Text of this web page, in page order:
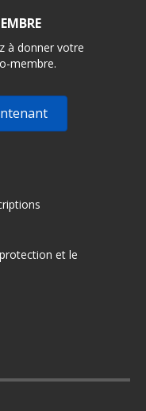
à donner votre
membre.
et le